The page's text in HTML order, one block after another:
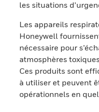
les situations
Les appareils
Honeywell
nécessaire pour
atmosphères
Ces produits sont
à utiliser et peuvent
opérationnels en